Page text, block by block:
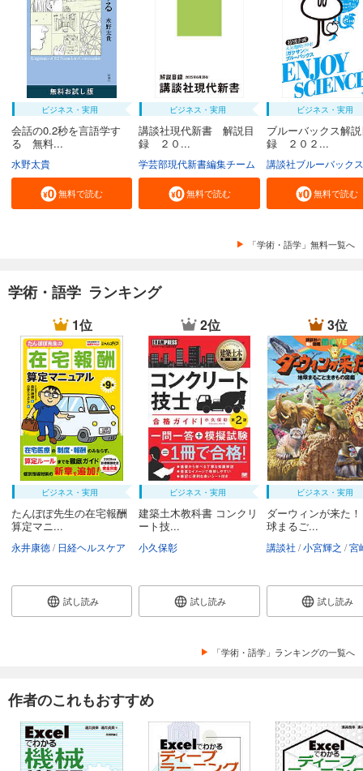
ビジネス・実用
会話の0.2秒を言語学す
る 無料...
水野太貴
無料で読む
ビジネス・実用
講談社現代新書 解説目
録 ２０...
学芸部現代新書編集チーム
無料で読む
ビジネス・実用
ブルーバックス解
録 ２０２...
講談社ブルーバックス
無料で読む
「学術・語学」無料一覧へ
学術・語学 ランキング
1位
ビジネス・実用
たんぽぽ先生の在宅報酬
算定マニ...
永井康徳 日経ヘルスケア
試し読み
2位
ビジネス・実用
建築土木教科書 コンクリ
ート技...
小久保彰
試し読み
3位
ビジネス・実用
ダーウィンが来た
球まるご...
講談社 小宮輝之 宮崎
試し読み
「学術・語学」ランキングの一覧へ
作者のこれもおすすめ